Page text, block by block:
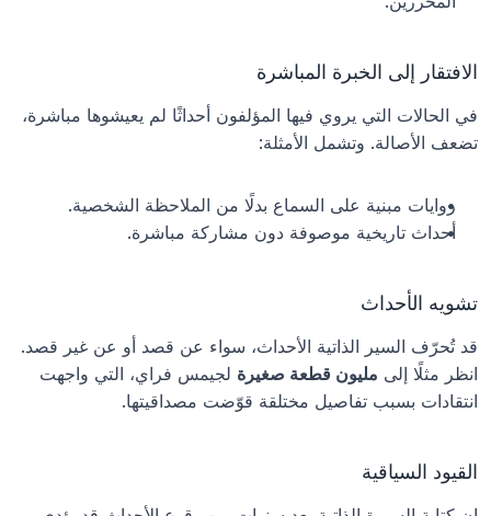
الافتقار إلى الخبرة المباشرة
تضعف الأصالة. وتشمل الأمثلة:
روايات مبنية على السماع بدلًا من الملاحظة الشخصية.
أحداث تاريخية موصوفة دون مشاركة مباشرة.
تشويه الأحداث
انظر مثلًا إلى مليون قطعة صغيرة
انتقادات بسبب تفاصيل مختلقة قوّضت مصداقيتها.
القيود السياقية